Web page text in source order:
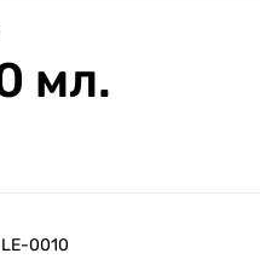
мл.
LE-0010